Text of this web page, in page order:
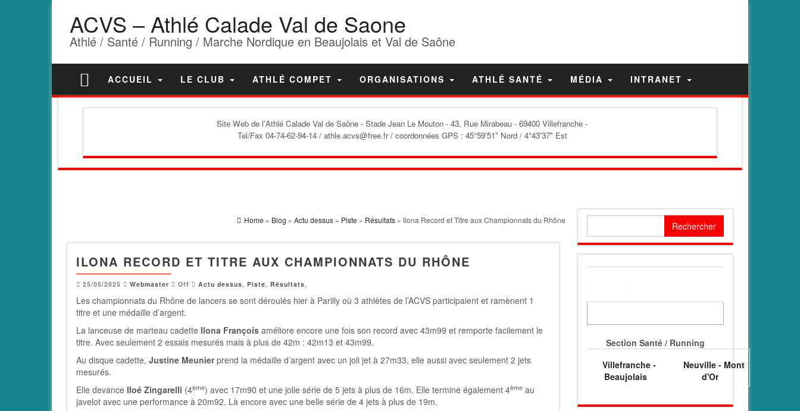
ACVS – Athlé Calade Val de Saone
Athlé / Santé / Running / Marche Nordique en Beaujolais et Val de Saône
ACCUEIL LE CLUB ATHLÉ COMPET ORGANISATIONS ATHLÉ SANTÉ MÉDIA INTRANET
Site Web de l'Athlé Calade Val de Saône - Stade Jean Le Mouton - 43, Rue Mirabeau - 69400 Villefranche -
Tel/Fax 04-74-62-94-14 / athle.acvs@free.fr / coordonnées GPS : 45°59'51" Nord / 4°43'37" Est
Home » Blog » Actu dessus» Piste » Résultats» Ilona Record et Titre aux Championnats du Rhône
ILONA RECORD ET TITRE AUX CHAMPIONNATS DU RHÔNE
25/05/2025 Webmaster Off Actu dessus, Piste, Résultats,
Les championnats du Rhône de lancers se sont déroulés hier à Parilly où 3 athlètes de l’ACVS participaient et ramènent 1
titre et une médaille d’argent.
La lanceuse de marteau cadette Ilona François améliore encore une fois son record avec 43m99 et remporte facilement le
titre. Avec seulement 2 essais mesurés mais à plus de 42m : 42m13 et 43m99.
Au disque cadette, Justine Meunierprend la médaille d’argent avec un joli jet à 27m33, elle aussi avec seulement 2 jets
mesurés.
Elle devance Iloé Zingarelli (4ème) avec 17m90 et une jolie série de 5 jets à plus de 16m. Elle termine également 4ème au
javelot avec une performance à 20m92. Là encore avec une belle série de 4 jets à plus de 19m.
Section Santé / Running
Villefranche -
Beaujolais
Neuville - Mont
d'Or